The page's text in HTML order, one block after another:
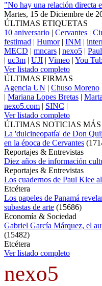
"No hay una relación directa
Martes, 15 de Diciembre de
ÚLTIMAS ETIQUETAS
10 aniversario | Cervantes |
festimad | Humor| INM |
MECD | mncars | nexo5 |
| uc3m | UJI | Vimeo | You
Ver listado completo
ÚLTIMAS FIRMAS
Agencia UN | Chuso Moreno
| Mariana Lopes Bretas |
nexo5.com | SINC |
Ver listado completo
ÚLTIMAS NOTICIAS
La 'dulcineopatía' de Don
en la época de Cervantes (
Reportajes & Entrevistas
Diez años de información
Reportajes & Entrevistas
Los cuadernos de Paul Klee
Etcétera
Los papeles de Panamá
subastas de arte (15686)
Economía & Sociedad
Gabriel García Márquez, el
(15482)
Etcétera
Ver listado completo
nexo5